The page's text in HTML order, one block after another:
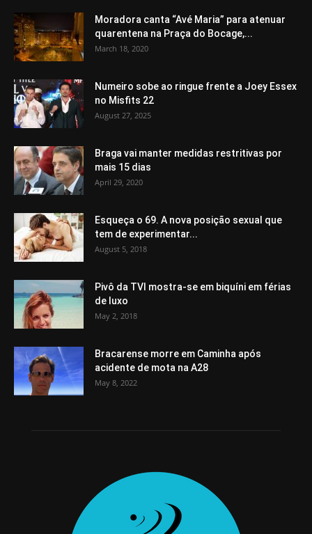
Moradora canta “Avé Maria” para atenuar
quarentena na Praça do Bocage,...
March 18, 2020
Numeiro sobe ao ringue frente a Joey Essex
no Misfits 22
August 27, 2025
Braga vai manter medidas restritivas por
mais 15 dias
April 29, 2020
Esqueça o 69. A nova posição sexual que
tem de experimentar...
August 5, 2018
Pivô da TVI mostra-se em biquíni em férias
de luxo
May 2, 2018
Bracarense morre em Caminha após
acidente de mota na A28
May 8, 2022